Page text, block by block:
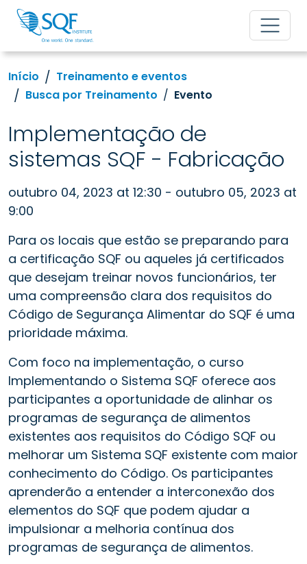
Início
Treinamento e eventos
Busca por Treinamento
Evento
Implementação de
sistemas SQF - Fabricação
outubro 04, 2023 at 12:30 - outubro 05, 2023 at
9:00
Para os locais que estão se preparando para
a certificação SQF ou aqueles já certificados
que desejam treinar novos funcionários, ter
uma compreensão clara dos requisitos do
Código de Segurança Alimentar do SQF é uma
prioridade máxima.
Com foco na implementação, o curso
Implementando o Sistema SQF oferece aos
participantes a oportunidade de alinhar os
programas de segurança de alimentos
existentes aos requisitos do Código SQF ou
melhorar um Sistema SQF existente com maior
conhecimento do Código. Os participantes
aprenderão a entender a interconexão dos
elementos do SQF que podem ajudar a
impulsionar a melhoria contínua dos
programas de segurança de alimentos.